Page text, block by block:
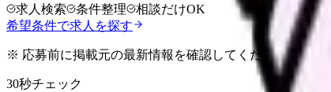
求人検索 条件整理
相談だけOK
希望条件で求人を探す
※ 応募前に掲載元の最新情報を確認してください
30秒チェック